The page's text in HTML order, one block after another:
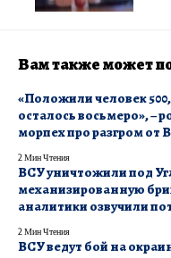
Вам также может
«Положили человек
осталось восьмеро», –
морпех про разгром от
2 Мин Чтения
​ВСУ уничтожили под
механизированную
аналитики озвучили
2 Мин Чтения
ВСУ ведут бой на